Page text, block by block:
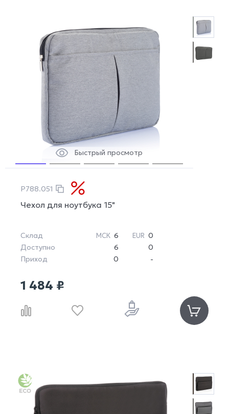
Быстрый просмотр
P788.051
Чехол для ноутбука 15"
Склад МСК 6 EUR 0
Доступно
6
0
Приход
0 -
1 484 ₽